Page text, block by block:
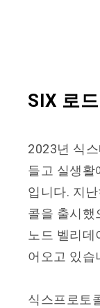
SIX 로
2023년 식
들고 실생활
입니다. 지
콜을 출시했
노드 벨리데
어오고 있습
식스프로토